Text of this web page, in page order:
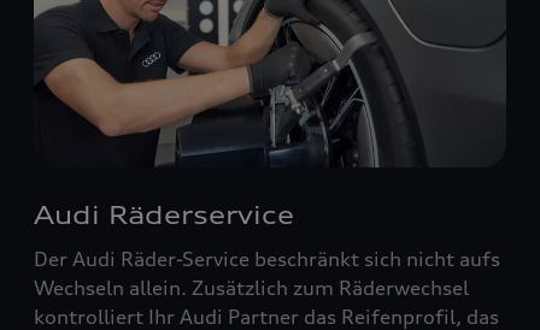
Audi Räderservice
Der Audi Räder-Service beschränkt sich nicht aufs
Wechseln allein. Zusätzlich zum Räderwechsel
kontrolliert Ihr Audi Partner das Reifenprofil, das